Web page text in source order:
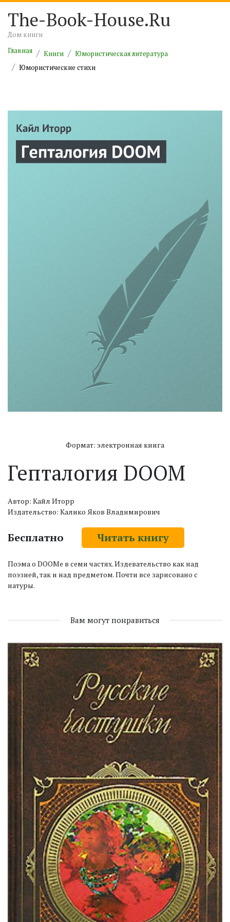
The-Book-House.Ru
Дом книги
Главная
Книги
Юмористическая литература
Юмористические стихи
Формат: электронная книга
Гепталогия DOOM
Автор: Кайл Иторр
Издательство: Калико Яков Владимирович
Бесплатно Читать книгу
Поэма о DOOMе в семи частях. Издевательство как над
поэзией, так и над предметом. Почти все зарисовано с
натуры.
Вам могут понравиться